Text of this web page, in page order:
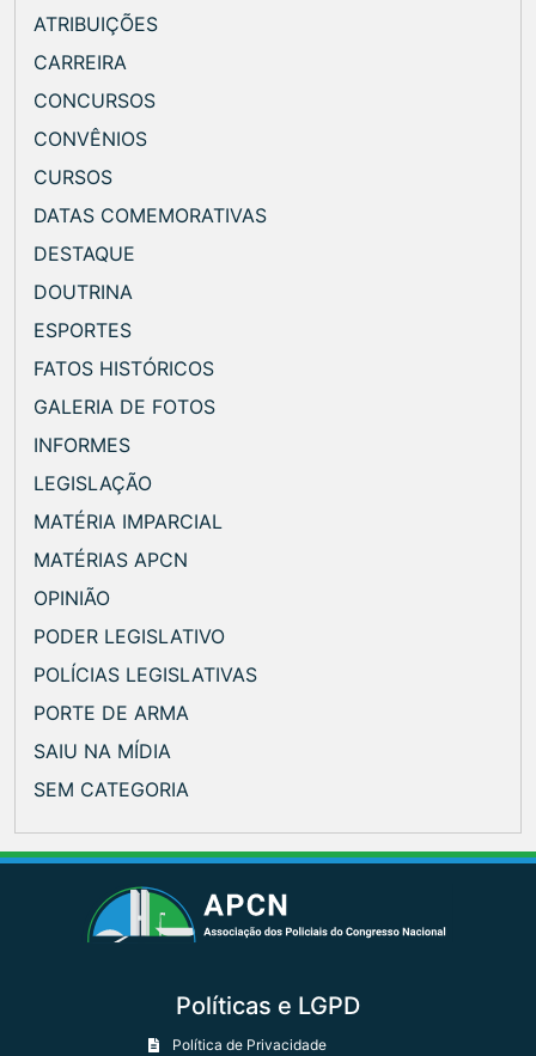
ATRIBUIÇÕES
CARREIRA
CONCURSOS
CONVÊNIOS
CURSOS
DATAS COMEMORATIVAS
DESTAQUE
DOUTRINA
ESPORTES
FATOS HISTÓRICOS
GALERIA DE FOTOS
INFORMES
LEGISLAÇÃO
MATÉRIA IMPARCIAL
MATÉRIAS APCN
OPINIÃO
PODER LEGISLATIVO
POLÍCIAS LEGISLATIVAS
PORTE DE ARMA
SAIU NA MÍDIA
SEM CATEGORIA
Políticas e LGPD
Política de Privacidade